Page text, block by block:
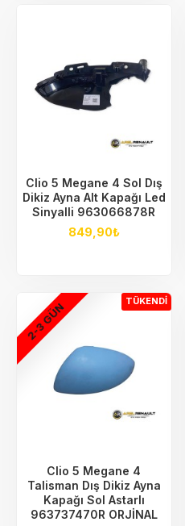
Clio 5 Megane 4 Sol Dış
Dikiz Ayna Alt Kapağı Led
Sinyalli 963066878R
849,90₺
TÜKENDI
2-3 GÜN
Clio 5 Megane 4
Talisman Dış Dikiz Ayna
Kapağı Sol Astarlı
963737470R ORJİNAL